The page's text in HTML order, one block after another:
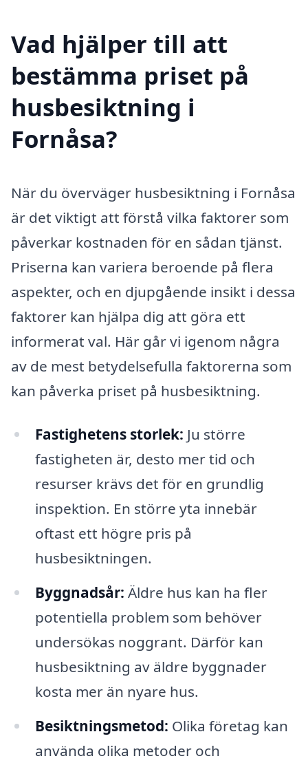
Vad hjälper till att
bestämma priset på
husbesiktning i
Fornåsa?
När du överväger husbesiktning i Fornåsa
är det viktigt att förstå vilka faktorer som
påverkar kostnaden för en sådan tjänst.
Priserna kan variera beroende på flera
aspekter, och en djupgående insikt i dessa
faktorer kan hjälpa dig att göra ett
informerat val. Här går vi igenom några
av de mest betydelsefulla faktorerna som
kan påverka priset på husbesiktning.
Fastighetens storlek: Ju större
fastigheten är, desto mer tid och
resurser krävs det för en grundlig
inspektion. En större yta innebär
oftast ett högre pris på
husbesiktningen.
Byggnadsår: Äldre hus kan ha fler
potentiella problem som behöver
undersökas noggrant. Därför kan
husbesiktning av äldre byggnader
kosta mer än nyare hus.
Besiktningsmetod: Olika företag kan
använda olika metoder och